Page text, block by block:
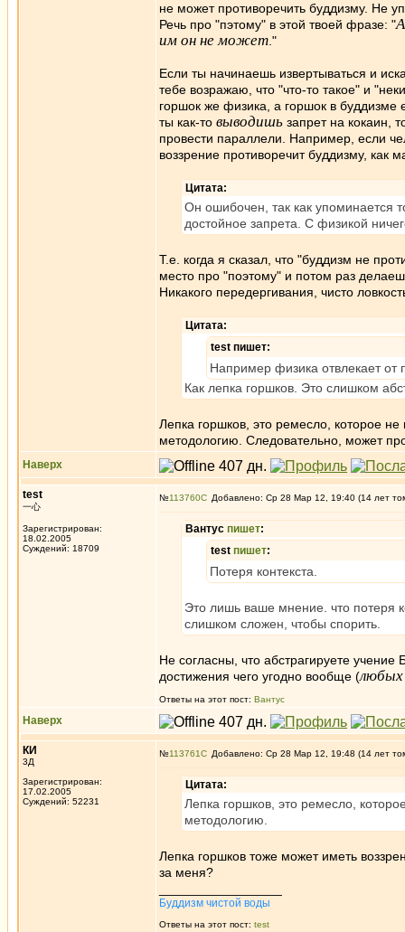
не может противоречить буддизму. Не
Речь про "пэтому" в этой твоей фразе: "
им он не может ."
Если ты начинаешь извертываться и
тебе возражаю, что "что-то такое" и
горшок же физика, а горшок в буддизме
ты как-то выводишь запрет на кокаин,
провести параллели. Например, если
воззрение противоречит буддизму, как
Цитата:
Он ошибочен, так как упоминается
достойное запрета. С физикой
Т.е. когда я сказал, что "буддизм не
место про "поэтому" и потом раз
Никакого передергивания, чисто
Цитата:
test пишет:
Например физика отвлекает от
Как лепка горшков. Это слишком
Лепка горшков, это ремесло, которое
методологию. Следовательно, может
Наверх
test
一心
Зарегистрирован:
18.02.2005
Суждений: 18709
№113760 Добавлено: Ср 28 Мар 12, 19:40 (14 лет
Вантус пишет:
test пишет:
Потеря контекста.
Это лишь ваше мнение. что потеря
слишком сложен, чтобы спорить.
Не согласны, что абстрагируете
достижения чего угодно вообще (любых
Ответы на этот пост: Вантус
Наверх
КИ
3Д
Зарегистрирован:
17.02.2005
Суждений: 52231
№113761 Добавлено: Ср 28 Мар 12, 19:48 (14 лет
Цитата:
Лепка горшков, это ремесло,
методологию.
Лепка горшков тоже может иметь
за меня?
Буддизм чистой воды
Ответы на этот пост: test